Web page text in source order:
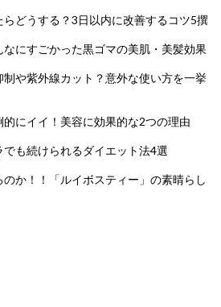
どうする？3日以内に改善するコツ5撰
にすごかった黒ゴマの美肌・美髪効果
や紫外線カット？意外な使い方を一挙
にイイ！美容に効果的な2つの理由
でも続けられるダイエット法4選
か！！「ルイボスティー」の素晴らし